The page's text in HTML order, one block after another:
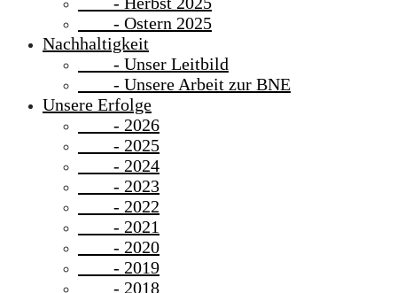
- Ostern 2025
Nachhaltigkeit
- Unser Leitbild
- Unsere Arbeit zur BNE
Unsere Erfolge
- 2026
- 2025
- 2024
- 2023
- 2022
- 2021
- 2020
- 2019
- 2018